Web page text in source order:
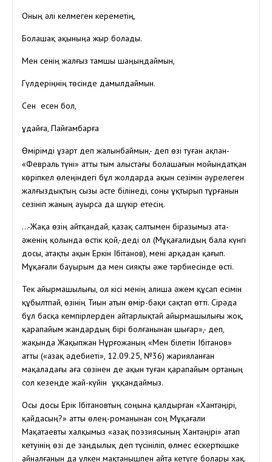
Оның әлі келмеген кереметің,
Болашақ ақыныңа жыр болады.
Мен сенің жалғыз тамшы шаңыңдаймын,
Гүлдеріңнің төсінде дамылдаймын.
Сен есен бол,
Құдайға, Пайғамбарға
Өмірімді ұзарт деп жалынбаймын,- деп өзі туған ақпан-
«Февраль түні» атты тым алыстағы болашағын мойындатқан
көріпкел өлеңіндегі бұл жолдарда ақын сезімін әурелеген
жалғыздықтың сызы әсте білінеді, соны ұқтырып тұрғанын
сезініп жаның ауырса да шүкір етесің.
…-Жақа өзің айтқандай, қазақ салтымен біразымыз ата-
әженің қолында өстік қой,-деді ол (Мұқағалидың бала күнгі
досы, атақты ақын Еркін Ібітанов), мені арқадан қағып.
Мұқағали бауырым да мен сияқты әже тәрбиесінде өсті.
Тек айырмашылығы, ол кісі менің Қалиша әжем құсап есімін
құбылтпай, өзінің Тиын атын өмір-бақи сақтап өтті. Сірәда
бұл басқа кемпірлерден айтарлықтай айырмашылығы жоқ,
қарапайым жандардың бірі болғанынан шығар»,- деп,
жақында Жақыпжан Нұрғожаның «Мен білетін Ібітанов»
атты («Қазақ әдебиеті», 12.09.25, №36) жарияланған
мақаладағы аға сөзінен де ақын туған қарапайым ортаның
сол кезеңде жай-күйін ұққандаймыз.
Осы досы Ерік Ібітановтың соңына қалдырған «Хантәңірі,
қайдасың?» атты өлең-романынан соң Мұқағали
Мақатаевты халқымыз «Қазақ поэзиясының Хантәңірі» атап
кетуінің өзі де заңдылық деп түсініліп, өлмес ескерткішке
айналғанын да үлкен мақтанышпен айта кетуге болары хақ.